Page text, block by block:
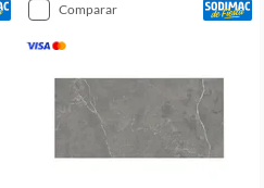
comparar